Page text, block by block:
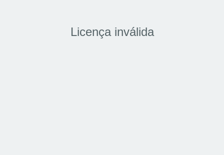
Licença inválida